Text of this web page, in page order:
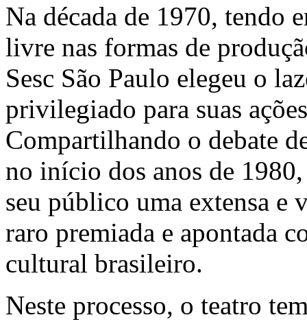
Na década de 1970, tendo
livre nas formas de
Sesc São Paulo elegeu o
privilegiado para suas
Compartilhando o debate
no início dos anos de
seu público uma extensa e
raro premiada e apontada
cultural brasileiro.
Neste processo, o teatro